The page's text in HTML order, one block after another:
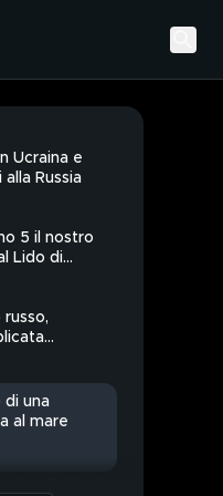
Ucraina e
alla Russia
5 il nostro
Lido di
russo,
di una
al mare